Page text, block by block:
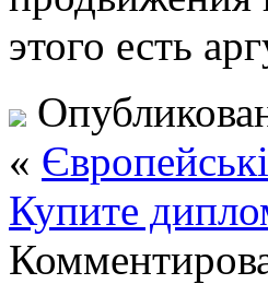
этого есть
«
Купите